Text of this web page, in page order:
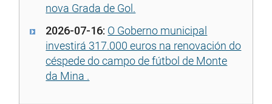
nova Grada de Gol.
2026-07-16: O Goberno municipal
investirá 317.000 euros na renovación do
céspede do campo de fútbol de Monte
da Mina .